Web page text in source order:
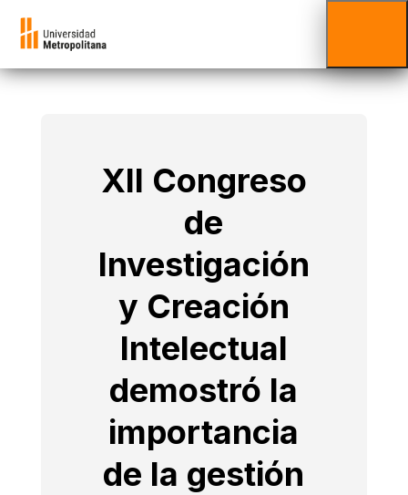
XII Congreso
de
Investigación
y Creación
Intelectual
demostró la
importancia
de la gestión